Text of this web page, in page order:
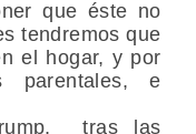
que éste no
tendremos que
el hogar, y por
parentales, e
tras las